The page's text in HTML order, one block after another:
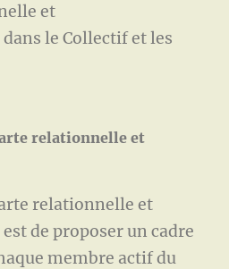
et
le Collectif et les
relationnelle et
relationnelle et
de proposer un cadre
membre actif du